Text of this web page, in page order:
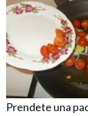
Prendete una